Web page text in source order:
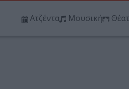
Ατζέντα Μουσική